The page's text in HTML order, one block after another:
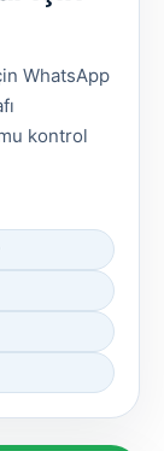
WhatsApp
kontrol